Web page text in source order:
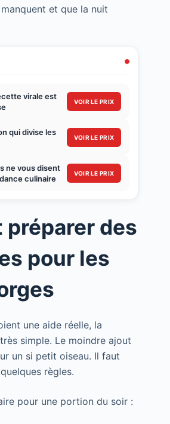
et que la nuit
virale est
VOIR LE PRIX
qui divise les
VOIR LE PRIX
ne vous disent
culinaire
VOIR LE PRIX
préparer des
pour les
une aide réelle, la
simple. Le moindre ajout
un si petit oiseau. Il faut
règles.
pour une portion du soir :